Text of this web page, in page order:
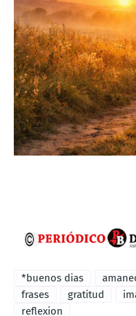
*buenos dias
frases
gratitud
reflexion